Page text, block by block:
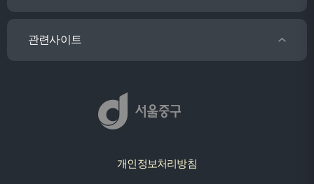
관련사이트
개인정보처리방침